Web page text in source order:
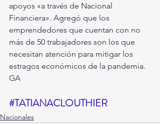
apoyos «a través de Nacional
Financiera». Agregó que los
emprendedores que cuentan con no
más de 50 trabajadores son los que
necesitan atención para mitigar los
estragos económicos de la pandemia.
GA
#TATIANACLOUTHIER
Nacionales